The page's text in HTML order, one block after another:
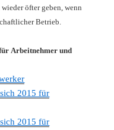
öfter geben, wenn
Betrieb.
Arbeitnehmer und
2015 für
2015 für